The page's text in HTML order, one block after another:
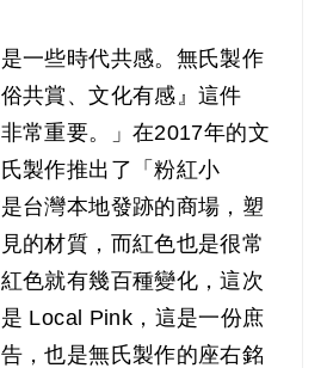
是一些時代共感。無氏製作
共賞、文化有感』這件
常重要。」在2017年的文
製作推出了「粉紅小
台灣本地發跡的商場，塑
的材質，而紅色也是很常
色就有幾百種變化，這次
Local Pink，這是一份庶
，也是無氏製作的座右銘